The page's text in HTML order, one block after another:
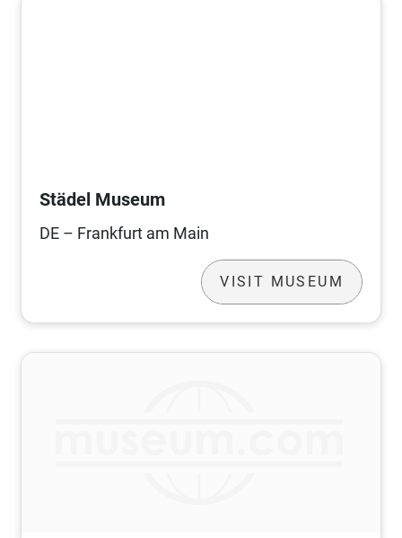
Städel Museum
DE – Frankfurt am Main
VISIT MUSEUM